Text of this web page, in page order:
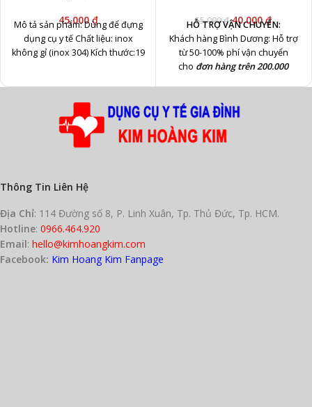
45,000₫
Mô tả sản phẩm: Dùng để đựng
dụng cụ y tế Chất liệu: inox
không gỉ (inox 304) Kích thước:19
55,000₫ 40,000₫
HỖ TRỢ VẬN CHUYỂN:
Khách hàng Bình Dương: Hỗ trợ
từ 50-100% phí vận chuyển
cho đơn hàng trên 200.000
chođơn hàng trên 500.000
PHÍ GIAO HÀNG:
Shop sẽ gọi thông
Thông Tin Liên Hệ
Địa Chỉ: 114 Đường số 8, P. Linh Xuân, Tp. Thủ Đức, Tp. HCM.
Hotline: 0966.464.920
Email: hello@kimhoangkim.com
Facebook: Kim Hoang Kim Fanpage